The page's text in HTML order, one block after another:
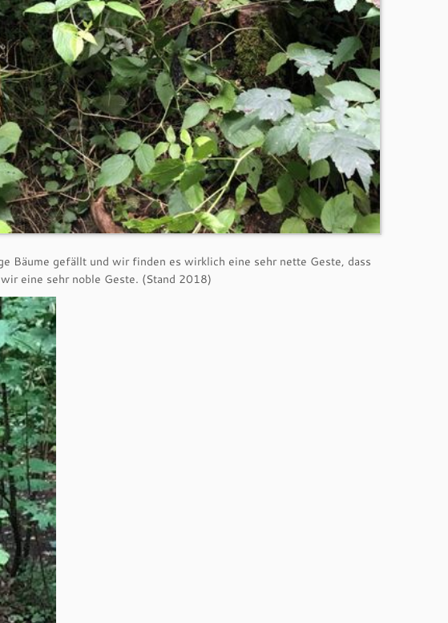
Bäume gefällt und wir finden es wirklich eine sehr nette Geste, dass
eine sehr noble Geste. (Stand 2018)